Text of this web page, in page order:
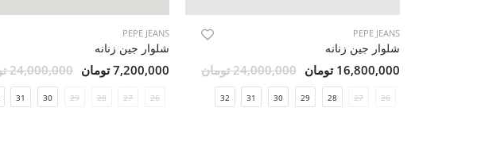
PEPE JEANS
شلوار جین زنانه
16,800,000 تومان 24,000,000 تومان
26
27
28
29
30
31
32
PEPE JEANS
شلوار جین زنانه
7,200,000 تومان 24,000,000 تومان
26
27
28
29
30
31